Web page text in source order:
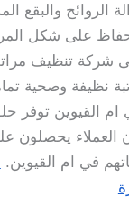
الروائح والبقع
على شكل
شركة تنظيف
نظيفة وصحية
القيوين توفر
العملاء يحصلون
في ام القيوين.